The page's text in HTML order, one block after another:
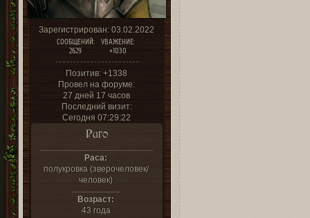
Зарегистрирован: 03.02.2022
СООБЩЕНИЙ:
2629
УВАЖЕНИЕ:
+1030
Позитив: +1338
Провел на форуме:
27 дней 17 часов
Последний визит:
Сегодня 07:29:22
Раго
Раса:
полукровка (зверочеловек/
человек)
Возраст:
43 года